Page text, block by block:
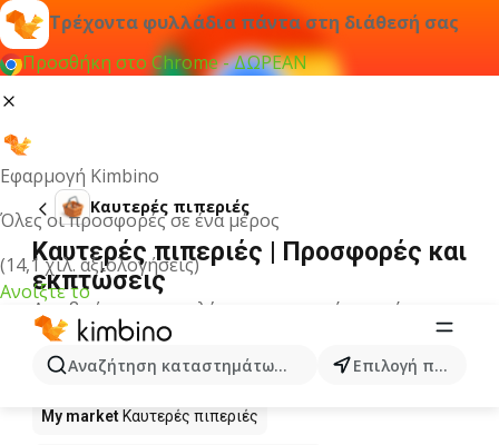
Τρέχοντα φυλλάδια πάντα στη διάθεσή σας
Προσθήκη στο Chrome - ΔΩΡΕΑΝ
Εφαρμογή Kimbino
Όλες οι προσφορές σε ένα μέρος
(14,1 χιλ. αξιολογήσεις)
Ανοίξτε το
Αναζήτηση καταστημάτων, κατηγοριών, προϊόντων...
Επιλογή πόλης
Καυτερές πιπεριές
Καυτερές πιπεριές | Προσφορές και
εκπτώσεις
Δεν βρήκαμε αποτελέσματα για αυτόν τον όρο.
Καυτερές πιπεριές σε προσφορά -
Πού να αγοράσετε;
My market Καυτερές πιπεριές